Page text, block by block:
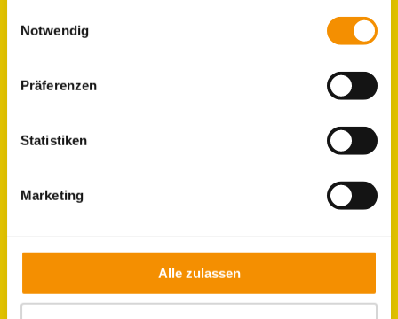
Notwendig
Präferenzen
Statistiken
Marketing
Alle zulassen